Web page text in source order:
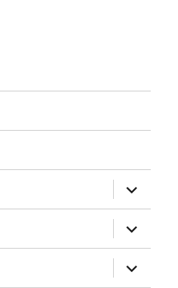
anzeigen
anzeigen
anzeigen